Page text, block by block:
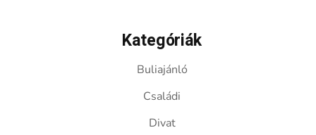
Kategóriák
Buliajánló
Családi
Divat